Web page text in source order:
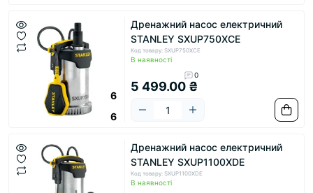
6
6
Дренажний насос електричний
STANLEY SXUP750XCE
Код товару: SXUP750XCE
В наявності
0
5 499.00 ₴
Дренажний насос електричний
STANLEY SXUP1100XDE
Код товару: SXUP1100XDE
В наявності